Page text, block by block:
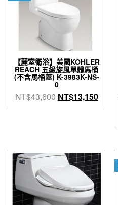
【麗室衛浴】美國KOHLER
REACH 五級旋風單體馬桶
(不含馬桶蓋) K-3983K-NS-
0
NT$43,600 原
始
NT$13,150目
前